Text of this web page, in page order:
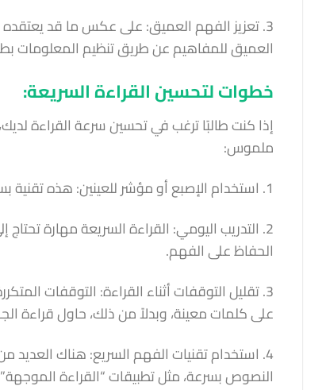
3. تعزيز الفهم العميق: على عكس ما قد يعتقده
العميق للمفاهيم عن طريق تنظيم المعلومات
خطوات لتحسين القراءة السريعة:
إذا كنت طالبًا ترغب في تحسين سرعة القراءة
ملموس:
1. استخدام الإصبع أو مؤشر للعينين: هذه تقنية بسيطة ولكنها فعالة تساعد العينين على التحرك بسلاسة عبر النصوص.
2. التدريب اليومي: القراءة السريعة مهارة
الحفاظ على الفهم.
3. تقليل التوقفات أثناء القراءة: التوقفات
على كلمات معينة، وبدلاً من ذلك، حاول قراءة
4. استخدام تقنيات الفهم السريع: هناك العديد
النصوص بسرعة، مثل تطبيقات “القراءة